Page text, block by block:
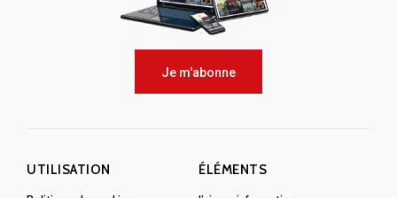
Je m'abonne
UTILISATION ÉLÉMENTS